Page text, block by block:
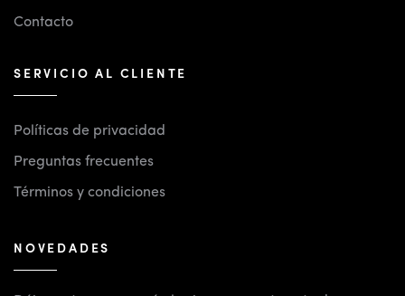
Contacto
SERVICIO AL CLIENTE
Políticas de privacidad
Preguntas frecuentes
Términos y condiciones
NOVEDADES